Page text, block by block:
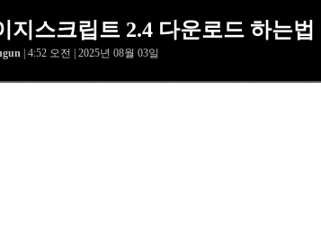
지스크립트 2.4 다운로드 하는법
| 4:52 오전 | 2025년 08월 03일